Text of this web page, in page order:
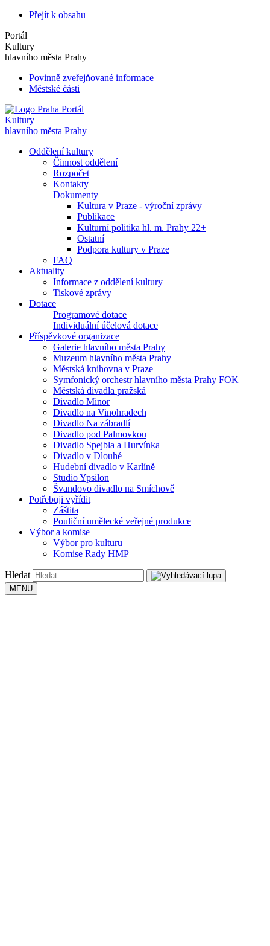
Přejít k obsahu
Portál
Kultury
hlavního města Prahy
Povinně zveřejňované informace
Městské části
Portál
Kultury
hlavního města Prahy
Oddělení kultury
Činnost oddělení
Rozpočet
Kontakty
Dokumenty
Kultura v Praze - výroční zprávy
Publikace
Kulturní politika hl. m. Prahy 22+
Ostatní
Podpora kultury v Praze
FAQ
Aktuality
Informace z oddělení kultury
Tiskové zprávy
Dotace
Programové dotace
Individuální účelová dotace
Příspěvkové organizace
Galerie hlavního města Prahy
Muzeum hlavního města Prahy
Městská knihovna v Praze
Symfonický orchestr hlavního města Prahy FOK
Městská divadla pražská
Divadlo Minor
Divadlo na Vinohradech
Divadlo Na zábradlí
Divadlo pod Palmovkou
Divadlo Spejbla a Hurvínka
Divadlo v Dlouhé
Hudební divadlo v Karlíně
Studio Ypsilon
Švandovo divadlo na Smíchově
Potřebuji vyřídit
Záštita
Pouliční umělecké veřejné produkce
Výbor a komise
Výbor pro kulturu
Komise Rady HMP
Hledat
MENU